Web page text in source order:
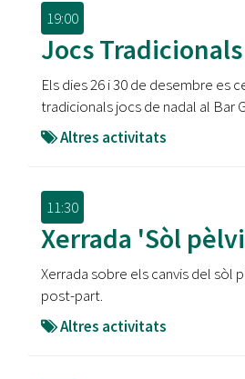
19:00
Jocs
Els dies 26 i 30 de desembre es
tradicionals jocs de nadal al Bar
Altres activitats
11:30
Xerrada 'Sòl
Xerrada sobre els canvis del sòl
post-part.
Altres activitats